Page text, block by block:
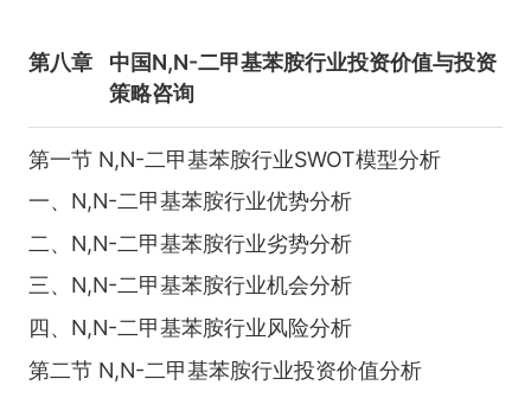
第八章
中国N,N-二甲基苯胺行业投资价值与投资
策略咨询
第一节 N,N-二甲基苯胺行业SWOT模型分析
一、N,N-二甲基苯胺行业优势分析
二、N,N-二甲基苯胺行业劣势分析
三、N,N-二甲基苯胺行业机会分析
四、N,N-二甲基苯胺行业风险分析
第二节 N,N-二甲基苯胺行业投资价值分析